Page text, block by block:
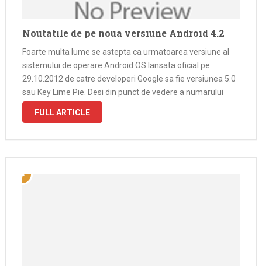
Noutatile de pe noua versiune Android 4.2
Foarte multa lume se astepta ca urmatoarea versiune al
sistemului de operare Android OS lansata oficial pe
29.10.2012 de catre developeri Google sa fie versiunea 5.0
sau Key Lime Pie. Desi din punct de vedere a numarului
versiunii pare a fi un update marunt de la 4.1 …
FULL ARTICLE